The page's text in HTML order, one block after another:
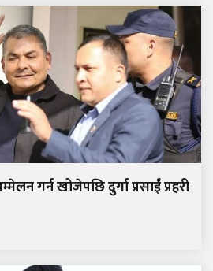
गर्न खोजेपछि दुर्गा प्रसाईं प्रहरी